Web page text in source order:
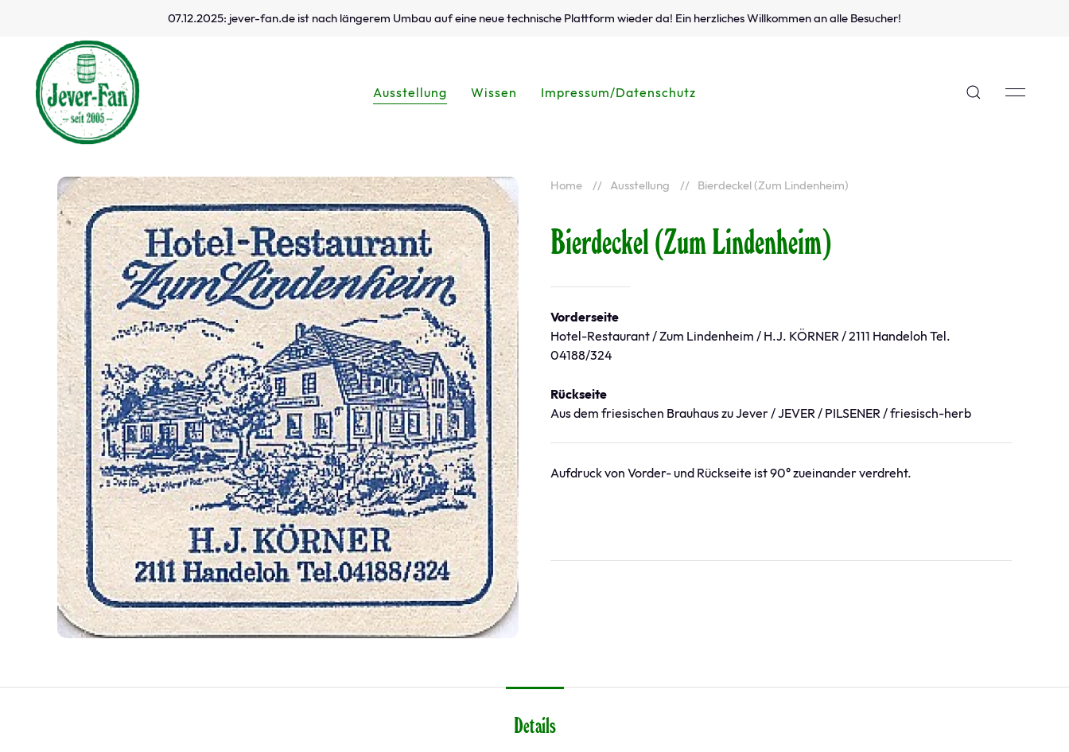
07.12.2025: jever-fan.de ist nach längerem Umbau auf eine neue technische Plattform wieder da! Ein herzliches Willkommen an alle Besucher!
Ausstellung Wissen Impressum/Datenschutz
Home Ausstellung Bierdeckel (Zum Lindenheim)
Bierdeckel (Zum Lindenheim)
Vorderseite
Hotel-Restaurant / Zum Lindenheim / H.J. KÖRNER / 2111 Handeloh Tel.
04188/324
Rückseite
Aus dem friesischen Brauhaus zu Jever / JEVER / PILSENER / friesisch-herb
Aufdruck von Vorder- und Rückseite ist 90° zueinander verdreht.
Details